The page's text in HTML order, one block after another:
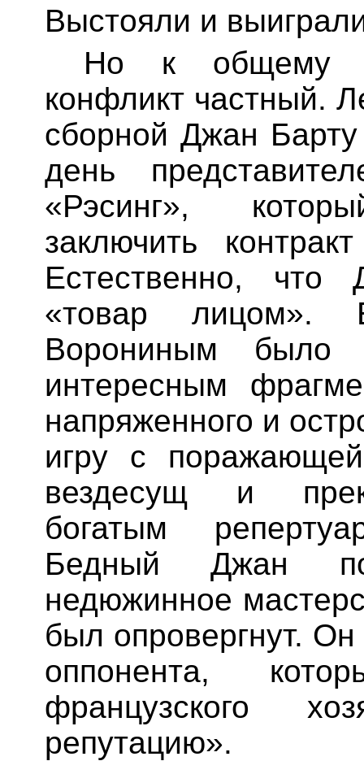
Выстояли и
Но к общему
конфликт частный.
сборнойДжан Барту
день
«Рэсинг»,
заключить
Естественно, что
«товар лицом».
Ворониным
интересным
напряженного и
игру с
вездесущ и
богатым
БедныйДжан
недюжинное
был опровергнут. Он
оппонента,
французского
репутацию».